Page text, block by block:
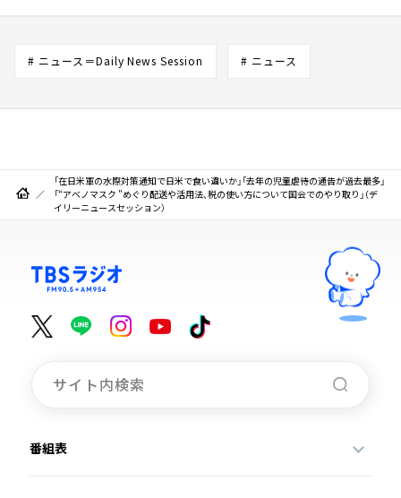
# ニュース＝Daily News Session # ニュース
「在日米軍の水際対策通知で日米で食い違いか」「去年の児童虐待の通告が過去最多」
「“アベノマスク ”めぐり配送や活用法、税の使い方について国会でのやり取り」（デ
イリーニュースセッション）
番組表